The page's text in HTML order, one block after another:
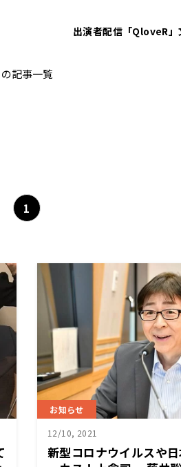
出演者配信「QloveR」
の記事一覧
1
お知らせ
12/10, 2021
新型コロナウイルスや